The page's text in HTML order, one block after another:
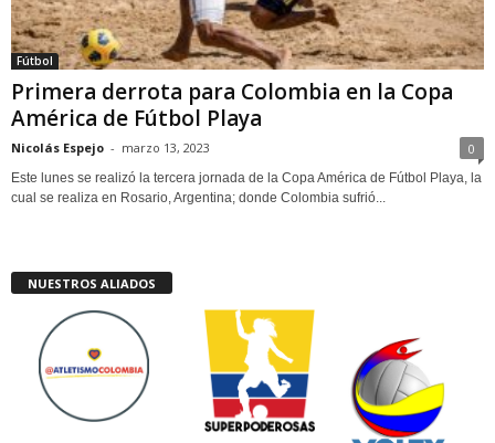
Fútbol
Primera derrota para Colombia en la Copa
América de Fútbol Playa
Nicolás Espejo - marzo 13, 2023 0
Este lunes se realizó la tercera jornada de la Copa América de Fútbol Playa, la
cual se realiza en Rosario, Argentina; donde Colombia sufrió...
NUESTROS ALIADOS